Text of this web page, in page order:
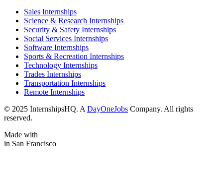
Sales Internships
Science & Research Internships
Security & Safety Internships
Social Services Internships
Software Internships
Sports & Recreation Internships
Technology Internships
Trades Internships
Transportation Internships
Remote Internships
© 2025 InternshipsHQ. A DayOneJobs Company. All rights
reserved.
Made with
in San Francisco